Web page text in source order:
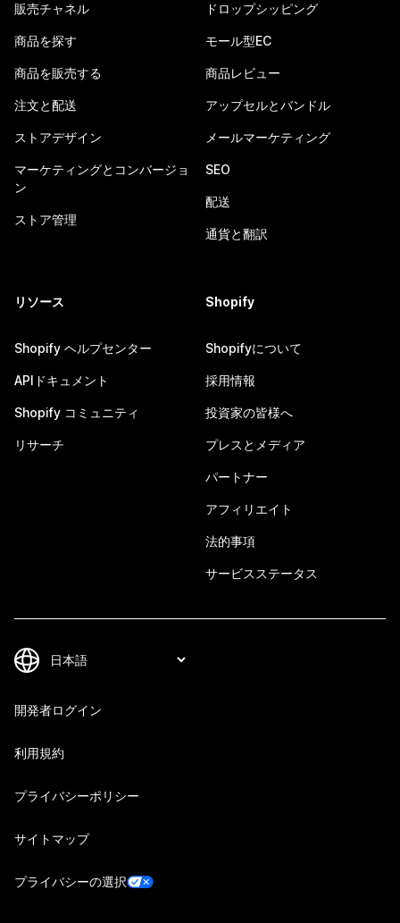
販売チャネル
商品を探す
商品を販売する
注文と配送
ストアデザイン
マーケティングとコンバージョ
ン
ストア管理
ドロップシッピング
モール型EC
商品レビュー
アップセルとバンドル
メールマーケティング
SEO
配送
通貨と翻訳
リソース
Shopify ヘルプセンター
APIドキュメント
Shopify コミュニティ
リサーチ
Shopify
Shopifyについて
採用情報
投資家の皆様へ
プレスとメディア
パートナー
アフィリエイト
法的事項
サービスステータス
開発者ログイン
利用規約
プライバシーポリシー
サイトマップ
プライバシーの選択